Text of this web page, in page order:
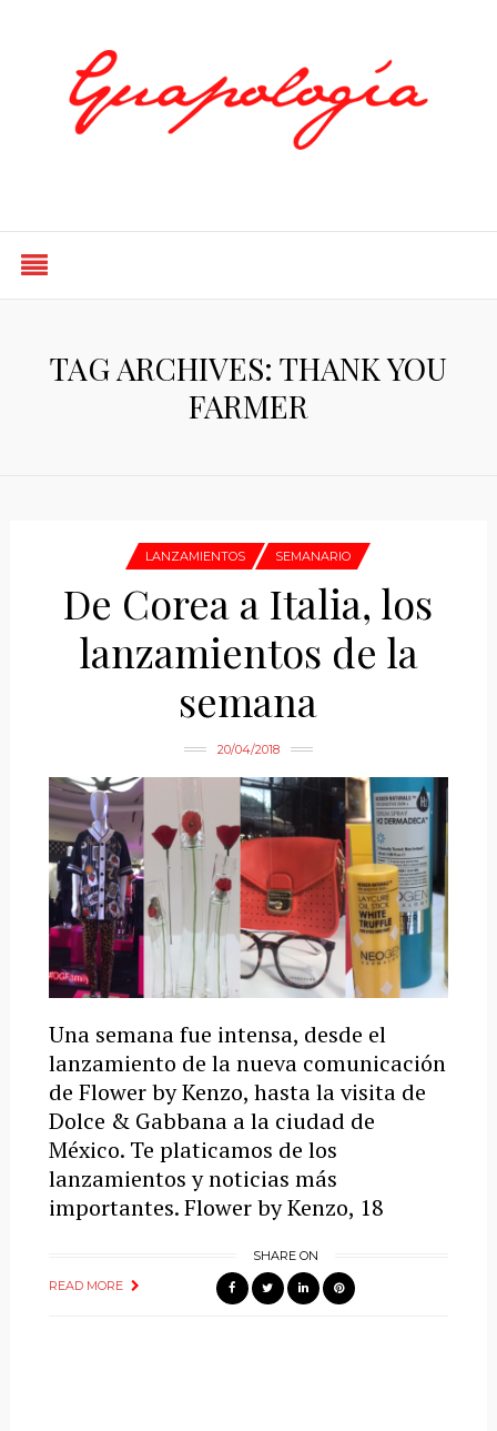
TAG ARCHIVES: THANK YOU
FARMER
LANZAMIENTOS SEMANARIO
De Corea a Italia, los
lanzamientos de la
semana
20/04/2018
Una semana fue intensa, desde el
lanzamiento de la nueva comunicación
de Flower by Kenzo, hasta la visita de
Dolce & Gabbana a la ciudad de
México. Te platicamos de los
lanzamientos y noticias más
importantes. Flower by Kenzo, 18
READ MORE
SHARE ON